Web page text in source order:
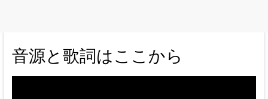
音源と歌詞はここから